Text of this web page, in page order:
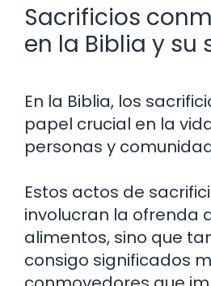
Sacrificios
en la Biblia y su
En la Biblia, los
papel crucial en la
personas y
Estos actos de
involucran la ofrenda
alimentos, sino que
consigo significados